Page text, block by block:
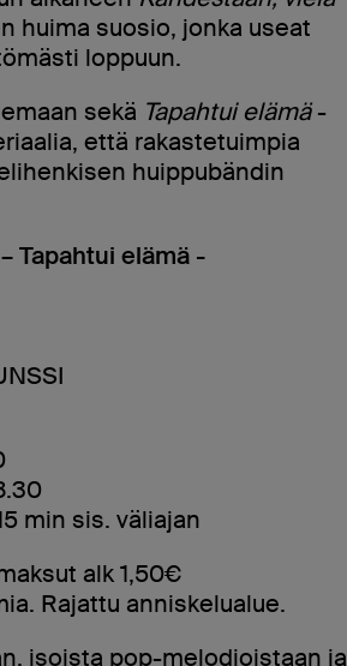
huima suosio, jonka useat
loppuun.
sekä Tapahtui elämä-
että rakastetuimpia
huippubändin
Tapahtui elämä -
min sis. väliajan
alk 1,50€
Rajattu anniskelualue.
isoista pop-melodioistaan ja